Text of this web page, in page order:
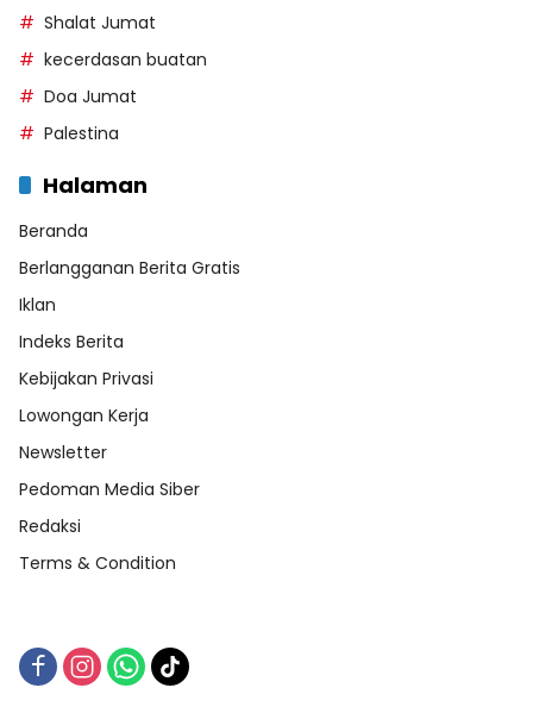
Shalat Jumat
kecerdasan buatan
Doa Jumat
Palestina
Halaman
Beranda
Berlangganan Berita Gratis
Iklan
Indeks Berita
Kebijakan Privasi
Lowongan Kerja
Newsletter
Pedoman Media Siber
Redaksi
Terms & Condition